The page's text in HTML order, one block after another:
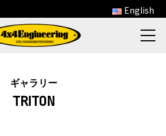
English
ギャラリー
TRITON